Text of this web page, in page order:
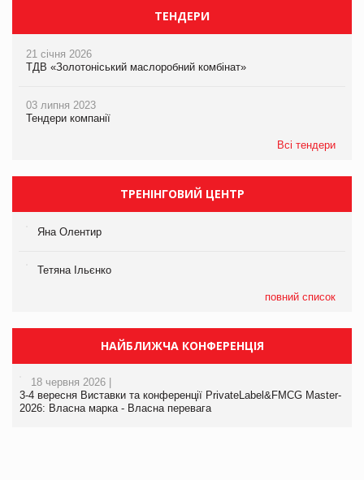
ТЕНДЕРИ
21 січня 2026
ТДВ «Золотоніський маслоробний комбінат»
03 липня 2023
Тендери компанії
Всі тендери
ТРЕНІНГОВИЙ ЦЕНТР
Яна Олентир
Тетяна Ільєнко
повний список
НАЙБЛИЖЧА КОНФЕРЕНЦІЯ
18 червня 2026 |
3-4 вересня Виставки та конференції PrivateLabel&FMCG Master-
2026: Власна марка - Власна перевага